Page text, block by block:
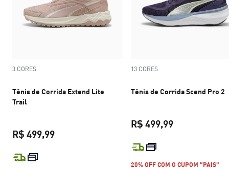
3 CORES
Tênis de Corrida Extend Lite
Trail
R$ 499,99
13 CORES
Tênis de Corrida Scend Pro 2
R$ 499,99
20% OFF COM O CUPOM "PAIS"